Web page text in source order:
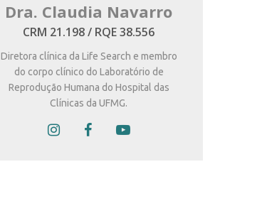
Dra. Claudia Navarro
CRM 21.198 / RQE 38.556
Diretora clínica da Life Search e membro
do corpo clínico do Laboratório de
Reprodução Humana do Hospital das
Clínicas da UFMG.